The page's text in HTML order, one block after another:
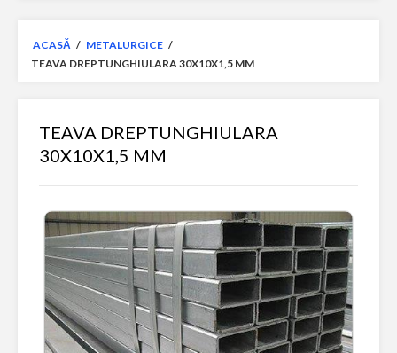
ACASĂ / METALURGICE /
TEAVA DREPTUNGHIULARA 30X10X1,5 MM
TEAVA DREPTUNGHIULARA
30X10X1,5 MM